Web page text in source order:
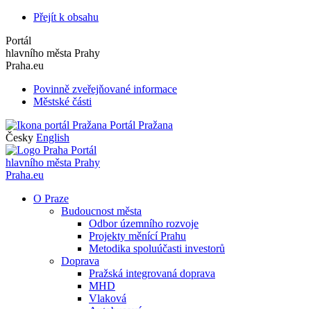
Přejít k obsahu
Portál
hlavního města Prahy
Praha.eu
Povinně zveřejňované informace
Městské části
Portál Pražana
Česky English
Portál
hlavního města Prahy
Praha.eu
O Praze
Budoucnost města
Odbor územního rozvoje
Projekty měnící Prahu
Metodika spoluúčasti investorů
Doprava
Pražská integrovaná doprava
MHD
Vlaková